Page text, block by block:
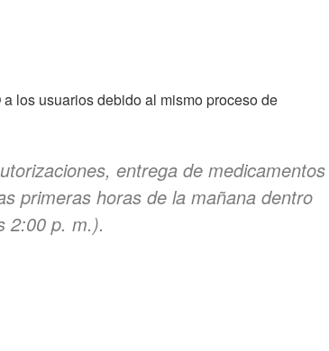
a los usuarios debido al mismo proceso de
entrega de medicamentos
primeras horas de la mañana dentro
2:00 p. m.).